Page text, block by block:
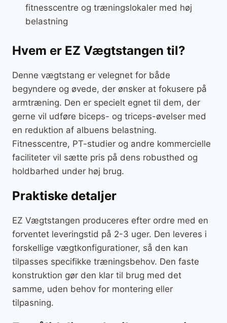
fitnesscentre og træningslokaler med høj
belastning
Hvem er EZ Vægtstangen til?
Denne vægtstang er velegnet for både
begyndere og øvede, der ønsker at fokusere på
armtræning. Den er specielt egnet til dem, der
gerne vil udføre biceps- og triceps-øvelser med
en reduktion af albuens belastning.
Fitnesscentre, PT-studier og andre kommercielle
faciliteter vil sætte pris på dens robusthed og
holdbarhed under høj brug.
Praktiske detaljer
EZ Vægtstangen produceres efter ordre med en
forventet leveringstid på 2-3 uger. Den leveres i
forskellige vægtkonfigurationer, så den kan
tilpasses specifikke træningsbehov. Den faste
konstruktion gør den klar til brug med det
samme, uden behov for montering eller
tilpasning.